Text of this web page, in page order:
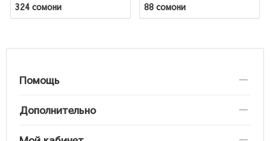
324 сомони 88 сомони
Помощь
Дополнительно